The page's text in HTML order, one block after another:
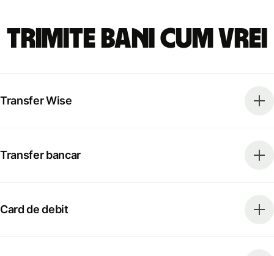
Trimite bani cum vrei
Transfer Wise
Transfer bancar
Card de debit